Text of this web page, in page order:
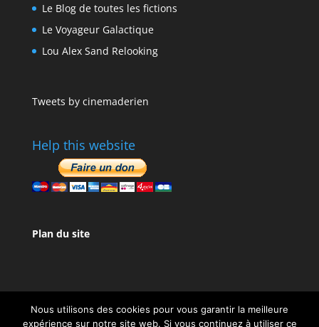
Le Blog de toutes les fictions
Le Voyageur Galactique
Lou Alex Sand Relooking
Tweets by cinemaderien
Help this website
Plan du site
Nous utilisons des cookies pour vous garantir la meilleure
expérience sur notre site web. Si vous continuez à utiliser ce